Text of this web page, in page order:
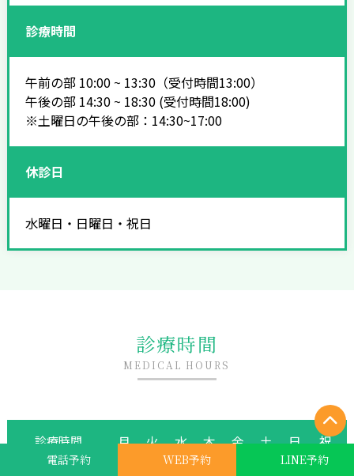
電話予約 WEB予約 LINE予約
診療時間
午前の部 10:00 ~ 13:30（受付時間13:00）
午後の部 14:30 ~ 18:30 (受付時間18:00)
※土曜日の午後の部：14:30~17:00
休診日
水曜日・日曜日・祝日
診療時間
MEDICAL HOURS
診療時間 月 火 水 木 金 土 日 祝